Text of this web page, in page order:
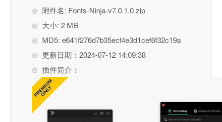
附件名: Fonts-Ninja-v7.0.1.0.zip
大小: 2 MB
MD5: e641f276d7b35ecf4e3d1cef6f32c19a
更新日期：2024-07-12 14:09:38
插件简介：